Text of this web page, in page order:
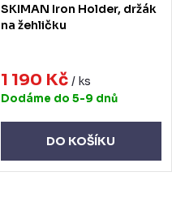
SKIMAN Iron Holder, držák
na žehličku
1 190 Kč / ks
Dodáme do 5-9 dnů
DO KOŠÍKU